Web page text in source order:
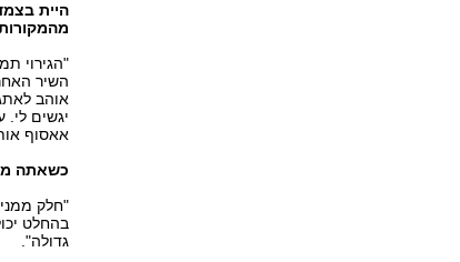
היית
"הגירוי
השיר
אוהב
יגשים
אאסוף
כשאתה
"חלק
בהחלט
גדולה".